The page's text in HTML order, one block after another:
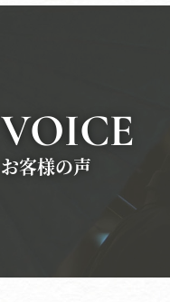
VOICE
お客様の声